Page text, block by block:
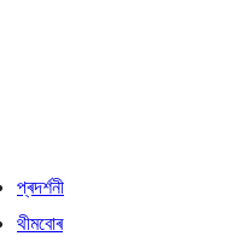
প্ৰদৰ্শনী
থীমবোৰ